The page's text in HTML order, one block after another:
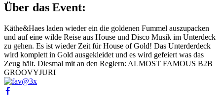
Über das Event:
Käthe&Haes laden wieder ein die goldenen Fummel auszupacken
und auf eine wilde Reise aus House und Disco Musik im Unterdeck
zu gehen. Es ist wieder Zeit für House of Gold! Das Unterderdeck
wird komplett in Gold ausgekleidet und es wird gefeiert was das
Zeug hält. Diesmal mit an den Reglern: ALMOST FAMOUS B2B
GROOVYJURI